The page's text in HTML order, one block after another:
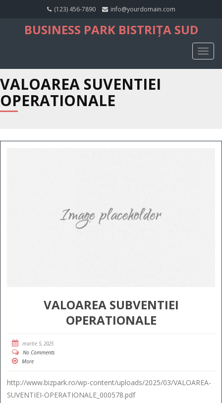
(123) 456-7890 info@yourdomain.com
BUSINESS PARK BISTRIȚA SUD
VALOAREA SUVENTIEI
OPERATIONALE
VALOAREA SUBVENTIEI
OPERATIONALE
martie 5, 2025
No Comments
More
http://www.bizpark.ro/wp-content/uploads/2025/03/VALOAREA-
SUVENTIEI-OPERATIONALE_000578.pdf